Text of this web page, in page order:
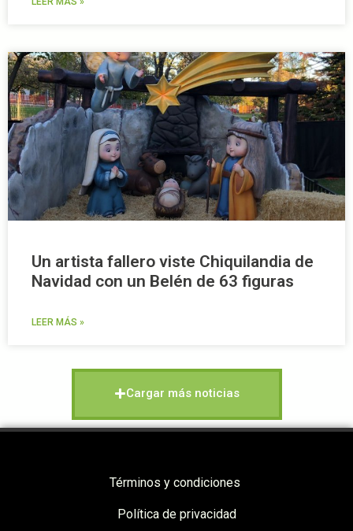
Un artista fallero viste Chiquilandia de
Navidad con un Belén de 63 figuras
LEER MÁS »
Cargar más noticias
Términos y condiciones
Política de privacidad